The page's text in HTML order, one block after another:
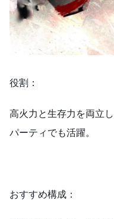
役割：
高火力と生存力を両立
パーティでも活躍。
おすすめ構成：